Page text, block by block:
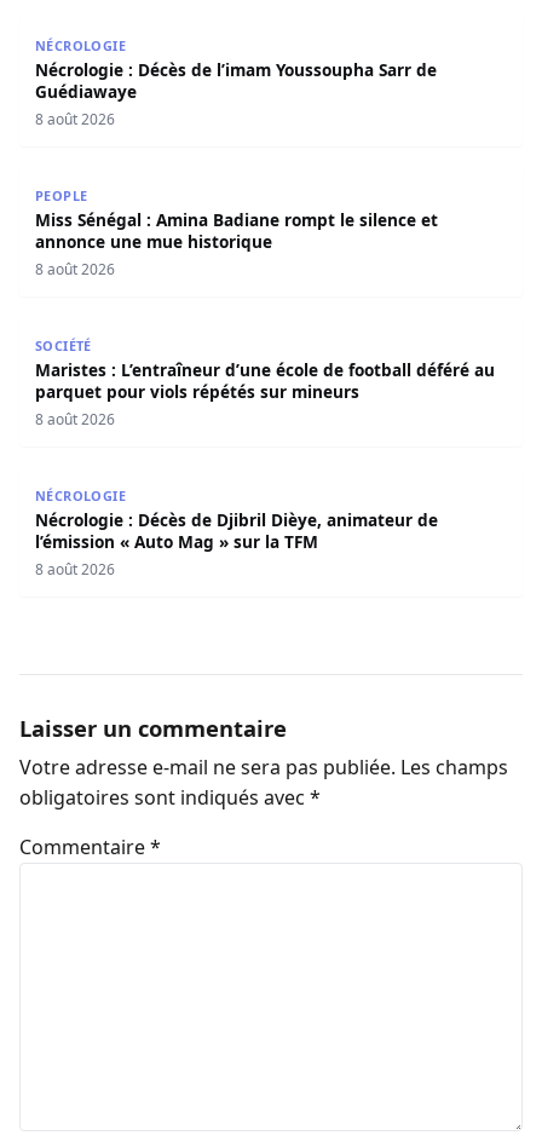
NÉCROLOGIE
Nécrologie : Décès de l’imam Youssoupha Sarr de
Guédiawaye
8 août 2026
PEOPLE
Miss Sénégal : Amina Badiane rompt le silence et
annonce une mue historique
8 août 2026
SOCIÉTÉ
Maristes : L’entraîneur d’une école de football déféré au
parquet pour viols répétés sur mineurs
8 août 2026
NÉCROLOGIE
Nécrologie : Décès de Djibril Dièye, animateur de
l’émission « Auto Mag » sur la TFM
8 août 2026
Laisser un commentaire
Votre adresse e-mail ne sera pas publiée. Les champs
obligatoires sont indiqués avec *
Commentaire*